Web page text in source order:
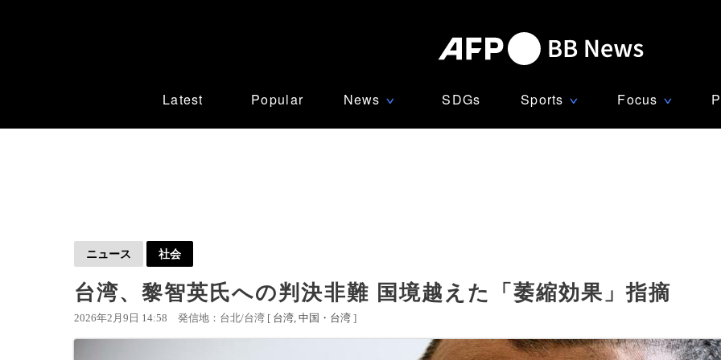
Latest Popular News ∨ SDGs Sports ∨ Focus ∨
ニュース 社会
台湾、黎智英氏への判決非難 国境越えた「萎縮効果」指摘
2026年2月9日 14:58 発信地：台北/台湾 [ 台湾 中国・台湾 ]